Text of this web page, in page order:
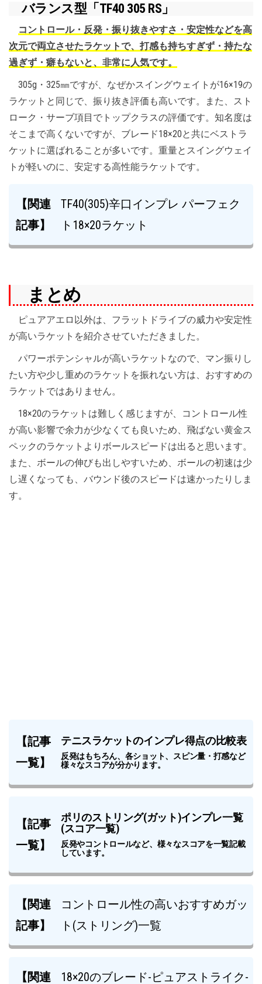
バランス型「TF40 305 RS」
コントロール・反発・振り抜きやすさ・安定性などを高
次元で両立させたラケットで、打感も持ちすぎず・持たな
過ぎず・癖もないと、非常に人気です。
305g・325㎜ですが、なぜかスイングウェイトが16×19の
ラケットと同じで、振り抜き評価も高いです。また、スト
ローク・サーブ項目でトップクラスの評価です。知名度は
そこまで高くないですが、ブレード18×20と共にベストラ
ケットに選ばれることが多いです。重量とスイングウェイ
トが軽いのに、安定する高性能ラケットです。
【関連
記事】
TF40(305)辛口インプレ パーフェク
ト18×20ラケット
まとめ
ピュアアエロ以外は、フラットドライブの威力や安定性
が高いラケットを紹介させていただきました。
パワーポテンシャルが高いラケットなので、マン振りし
たい方や少し重めのラケットを振れない方は、おすすめの
ラケットではありません。
18×20のラケットは難しく感じますが、コントロール性
が高い影響で余力が少なくても良いため、飛ばない黄金ス
ペックのラケットよりボールスピードは出ると思います。
また、ボールの伸びも出しやすいため、ボールの初速は少
し遅くなっても、バウンド後のスピードは速かったりしま
す。
【記事
一覧】
テニスラケットのインプレ得点の比較表
反発はもちろん、各ショット、スピン量・打感など
様々なスコアが分かります。
【記事
一覧】
ポリのストリング(ガット)インプレ一覧
(スコア一覧)
反発やコントロールなど、様々なスコアを一覧記載
しています。
【関連
記事】
コントロール性の高いおすすめガッ
ト(ストリング)一覧
【関連 18×20のブレード-ピュアストライク-